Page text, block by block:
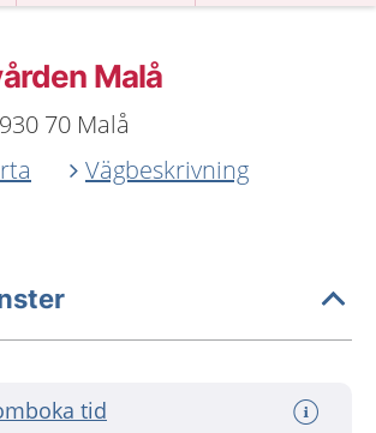
Malå
70 Malå
Vägbeskrivning
tid